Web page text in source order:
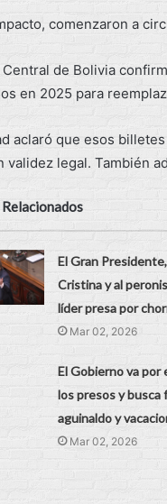
comenzaron a
Central de Bolivia
en 2025 para
aclaró que esos
validez legal. También
El Gran
Cristina y al
líder presa por
Mar 02, 2026
El Gobierno va por
los presos y busca
aguinaldo y
Mar 02, 2026